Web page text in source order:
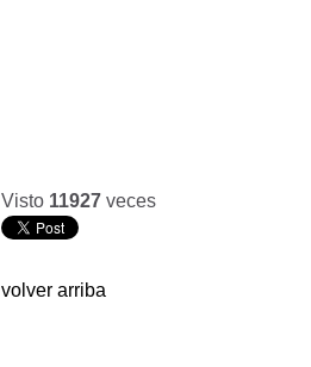
Visto 11927 veces
volver arriba